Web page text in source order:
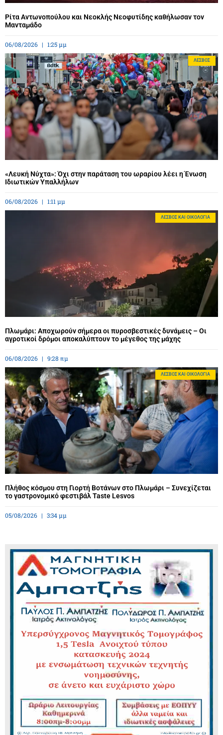
Ρίτα Αντωνοπούλου και Νεοκλής Νεοφυτίδης καθήλωσαν τον
Μανταμάδο
06/08/2026 1:25 μμ
ΛΈΣΒΟΣ
«Λευκή Νύχτα»: Όχι στην παράταση του ωραρίου λέει η Ένωση
Ιδιωτικών Υπαλλήλων
06/08/2026 1:11 μμ
ΛΈΣΒΟΣ ΚΑΙ ΟΙΚΟΛΟΓΊΑ
Πλωμάρι: Αποχωρούν σήμερα οι πυροσβεστικές δυνάμεις – Οι
αγροτικοί δρόμοι αποκαλύπτουν το μέγεθος της μάχης
06/08/2026 9:28 πμ
ΛΈΣΒΟΣ ΚΑΙ ΟΙΚΟΛΟΓΊΑ
Πλήθος κόσμου στη Γιορτή Βοτάνων στο Πλωμάρι – Συνεχίζεται
το γαστρονομικό φεστιβάλ Taste Lesvos
05/08/2026 3:34 μμ